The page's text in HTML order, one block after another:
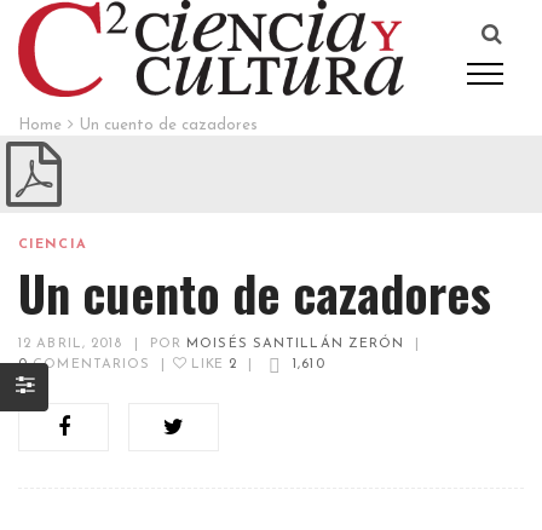
Home Un cuento de cazadores
CIENCIA
Un cuento de cazadores
12 ABRIL, 2018 POR MOISÉS SANTILLÁN ZERÓN
0COMENTARIOS LIKE 2 1,610